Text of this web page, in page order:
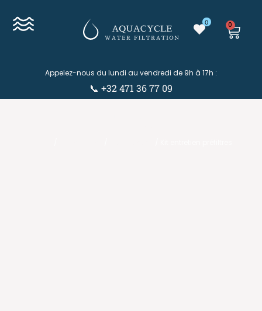
0 0
Appelez-nous du lundi au vendredi de 9h à 17h :
📞 +32 471 36 77 09